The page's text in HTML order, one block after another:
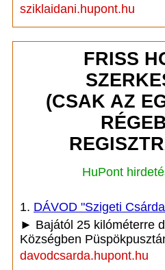
sziklaidani.hupont.hu
FRISS
(CSAK AZ
HuPont
1. DÁVOD "Szigeti
► Bajától 25 kilóméterre
Községben
davodcsarda.hupont.hu